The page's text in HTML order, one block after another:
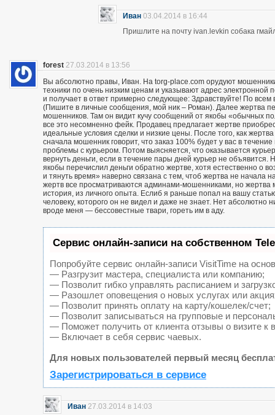
Иван 03.04.2014 в 16:44
Пришлите на почту ivan.levkin собака
forest 27.03.2014 в 13:56
Вы абсолютно правы, Иван. На torg-place.com орудуют
техники по очень низким ценам и указывают адрес
и получает в ответ примерно следующее: Здравствуйте! По
(Пишите в личные сообщения, мой ник – Роман). Далее жертва
мошенников. Там он видит кучу сообщений от якобы «обычных
все это несомненно фейк. Продавец предлагает жертве
идеальные условия сделки и низкие цены. После того, как
сначала мошенник говорит, что заказ 100% будет у вас в
проблемы с курьером. Потом выясняется, что оказывается
вернуть деньги, если в течение пары дней курьер не
якобы перечислил деньги обратно жертве, хотя естественно о
и тянуть время» наверно связана с тем, чтоб жертва не начала
жертв все просматриваются админами-мошенниками, но жертва
история, из личного опыта. Еслиб я раньше попал на вашу
человеку, которого он не видел и даже не знает. Нет
вроде меня — бессовестные твари, гореть им в аду.
Сервис онлайн-записи на собственном
Попробуйте сервис онлайн-записи VisitTime на
— Разгрузит мастера, специалиста или компанию;
— Позволит гибко управлять расписанием и
— Разошлет оповещения о новых услугах или
— Позволит принять оплату на карту/кошелек/счет;
— Позволит записываться на групповые и
— Поможет получить от клиента отзывы о визите к
— Включает в себя сервис чаевых.
Для новых пользователей первый месяц
Зарегистрироваться в сервисе
Иван 27.03.2014 в 14:03